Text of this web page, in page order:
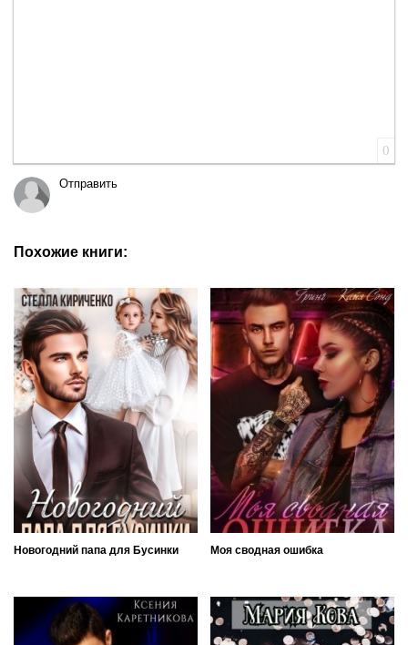
0
Отправить
Похожие книги:
Новогодний папа для Бусинки Моя сводная ошибка